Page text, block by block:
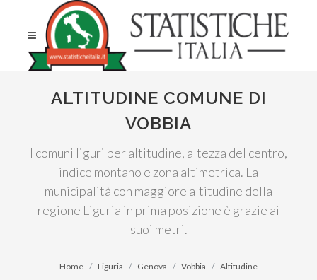
ALTITUDINE COMUNE DI
VOBBIA
I comuni liguri per altitudine, altezza del centro,
indice montano e zona altimetrica. La
municipalità con maggiore altitudine della
regione Liguria in prima posizione è grazie ai
suoi metri.
Home Liguria Genova Vobbia Altitudine